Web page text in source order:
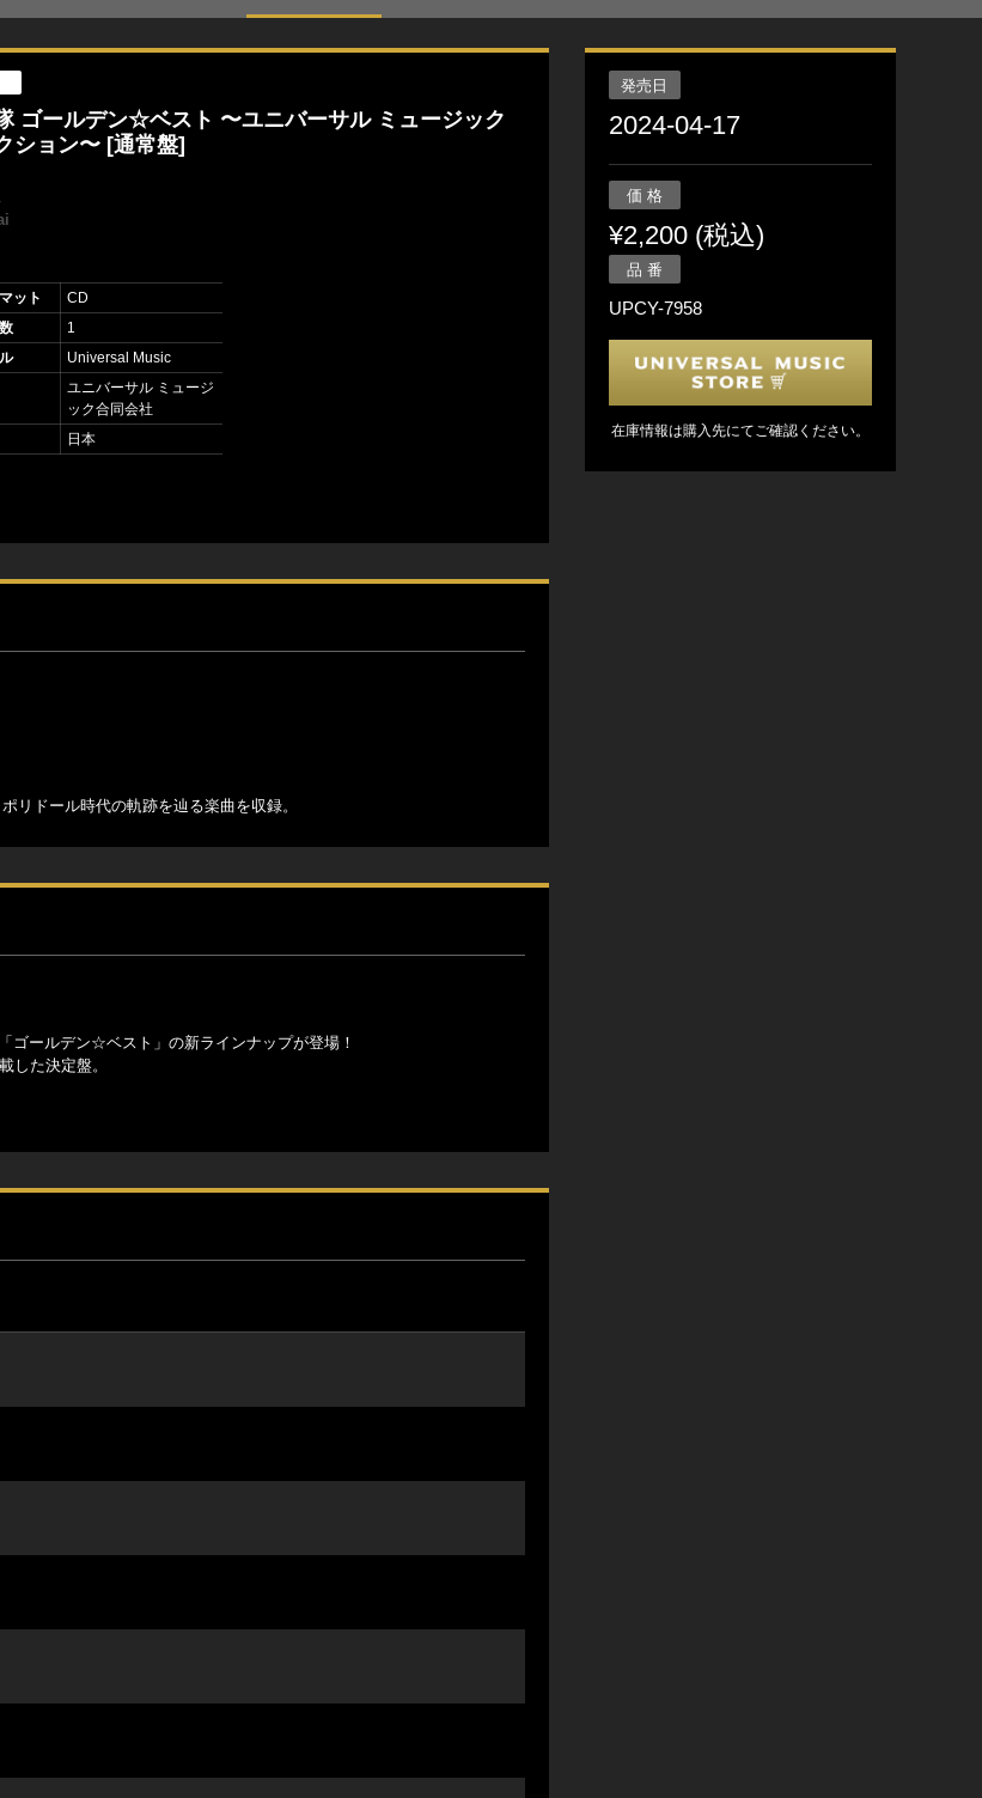
ゴールデン☆ベスト 〜ユニバーサル ミュージック
ション〜 [通常盤]
ット
CD
1
Universal Music
ユニバーサル ミュージ
ック合同会社
日本
リドール時代の軌跡を辿る楽曲を収録。
ゴールデン☆ベスト」の新ラインナップが登場！
した決定盤。
発売日
2024-04-17
価 格
¥2,200 (税込)
品 番
UPCY-7958
在庫情報は購入先にてご確認ください。